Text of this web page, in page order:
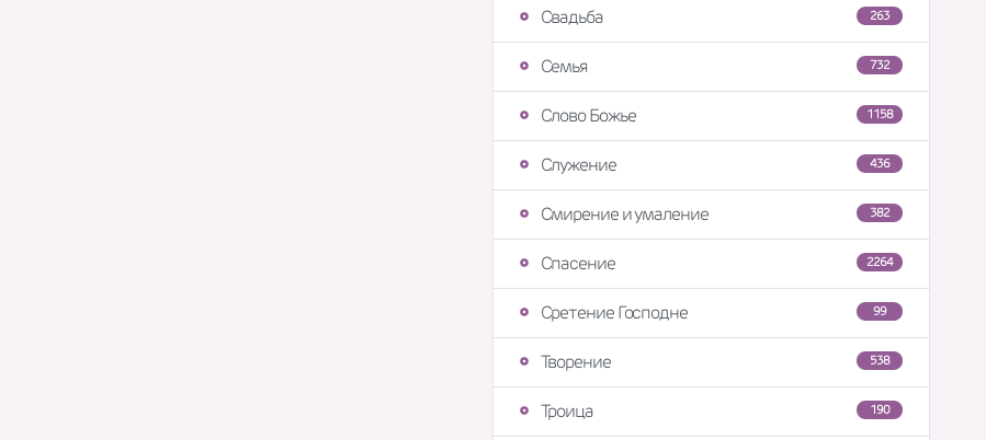
263
Свадьба
732
Семья
1158
Слово Божье
436
Служение
382
Смирение и умаление
2264
Спасение
99
Сретение Господне
538
Творение
190
Троица